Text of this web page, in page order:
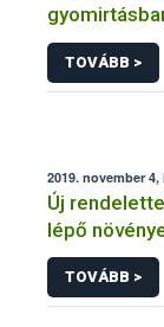
TOVÁBB >
2019. november
Új
lépő
TOVÁBB >